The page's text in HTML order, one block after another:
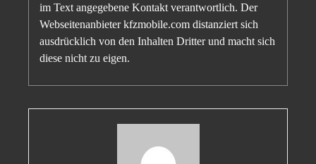
im Text angegebene Kontakt verantwortlich. Der
Webseitenanbieter kfzmobile.com distanziert sich
ausdrücklich von den Inhalten Dritter und macht sich
diese nicht zu eigen.